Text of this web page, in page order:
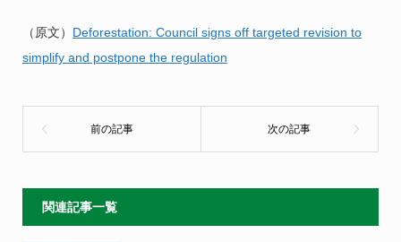
（原文） Deforestation: Council signs off targeted revision to
simplify and postpone the regulation
関連記事一覧